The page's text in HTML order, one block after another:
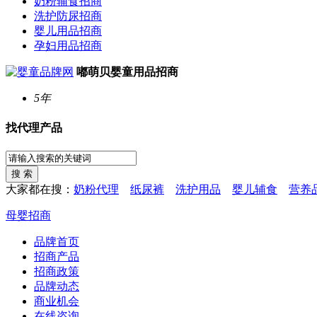
洗护防尿招商
婴儿用品招商
孕妇用品招商
嘟萌贝婴童用品招商
5年
找代理产品
大家都在搜： 奶粉代理 纸尿裤 洗护用品 婴儿辅食 营养
母婴招商
品牌首页
招商产品
招商政策
品牌动态
商业机会